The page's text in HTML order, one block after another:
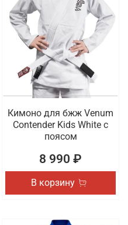
Кимоно для бжж Venum
Contender Kids White с
поясом
8 990 ₽
В корзину